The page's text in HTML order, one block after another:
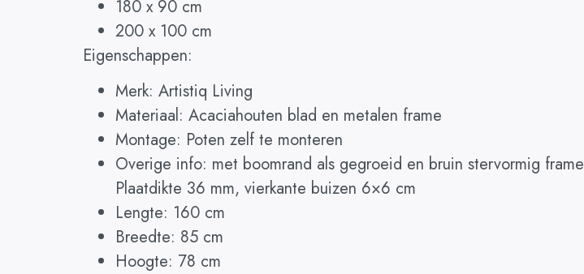
180 x 90 cm
200 x 100 cm
Eigenschappen:
Merk: Artistiq Living
Materiaal: Acaciahouten blad en metalen frame
Montage: Poten zelf te monteren
Overige info: met boomrand als gegroeid en bruin stervormig frame
Plaatdikte 36 mm, vierkante buizen 6×6 cm
Lengte: 160 cm
Breedte: 85 cm
Hoogte: 78 cm